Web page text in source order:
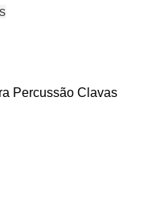
Percussão Clavas